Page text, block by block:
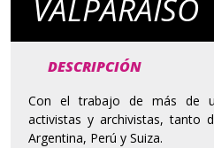
VALPARAÍSO
DESCRIPCIÓN
Con el trabajo de más de
activistas y archivistas, tanto
Argentina, Perú y Suiza.